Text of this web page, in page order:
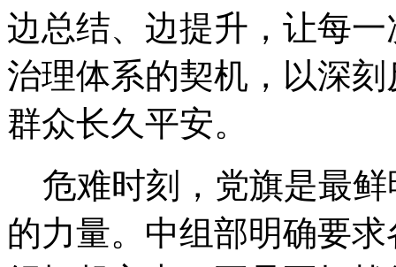
边总结、边提升，让每
治理体系的契机，以深
群众长久平安。
危难时刻，党旗是最鲜
的力量。中组部明确要